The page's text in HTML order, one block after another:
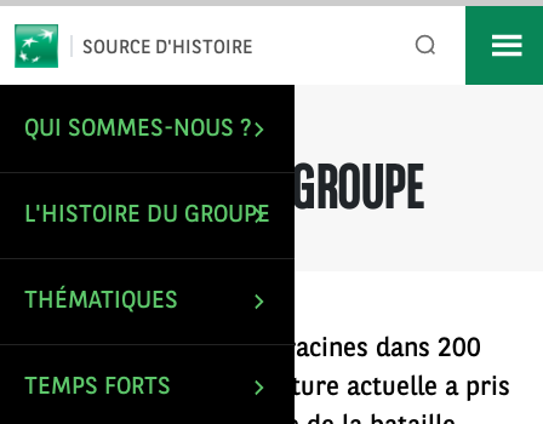
SOURCE D'HISTOIRE
QUI SOMMES-NOUS ?
L'HISTOIRE DU GROUPE
THÉMATIQUES
TEMPS FORTS
ACCUEIL/Les racines du Groupe
LES RACINES DU GROUPE
BNP Paribas puise ses racines dans 200
ans d’Histoire. Sa structure actuelle a pris
Email